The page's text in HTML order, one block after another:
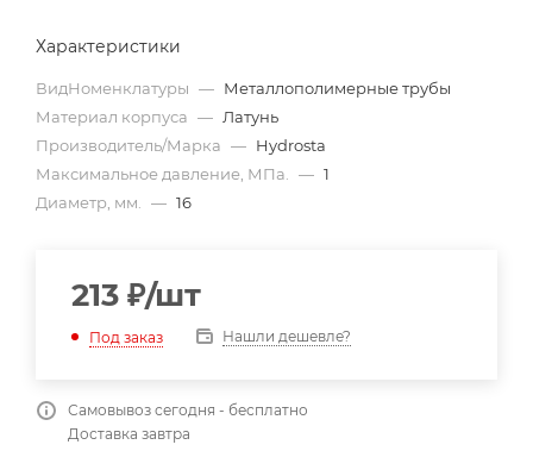
Характеристики
ВидНоменклатуры — Металлополимерные трубы
Материал корпуса — Латунь
Производитель/Марка — Hydrosta
Максимальное давление, МПа.
— 1
Диаметр, мм.
— 16
213 ₽/шт
Под заказ Нашли дешевле?
Самовывоз сегодня - бесплатно
Доставка завтра